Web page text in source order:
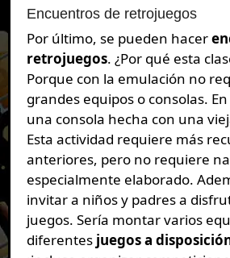
Encuentros de retrojuegos
Por último, se pueden hacer
retrojuegos. ¿Por qué esta
Porque con la emulación no
grandes equipos o consolas.
una consola hecha con una
Esta actividad requiere más
anteriores, pero no requiere
especialmente elaborado.
invitar a niños y padres a
juegos. Sería montar varios
diferentes juegos a